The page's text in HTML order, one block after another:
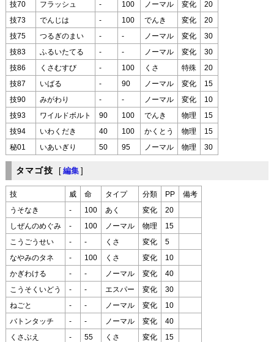
技70 フラッシュ - 100 ノーマル 変化 20
技73 でんじは - 100 でんき 変化 20
技75 つるぎのまい - - ノーマル 変化 30
技83 ふるいたてる - - ノーマル 変化 30
技86 くさむすび - 100 くさ 特殊 20
技87 いばる - 90 ノーマル 変化 15
技90 みがわり - - ノーマル 変化 10
技93 ワイルドボルト 90 100 でんき 物理 15
技94 いわくだき 40 100 かくとう 物理 15
秘01 いあいぎり 50 95 ノーマル 物理 30
タマゴ技 [ 編集 ]
技 威 命 タイプ 分類 PP 備考
うそなき - 100 あく 変化 20
しぜんのめぐみ - 100 ノーマル 物理 15
こうごうせい - - くさ 変化 5
なやみのタネ - 100 くさ 変化 10
かぎわける - - ノーマル 変化 40
こうそくいどう - - エスパー 変化 30
ねごと - - ノーマル 変化 10
バトンタッチ - - ノーマル 変化 40
くさぶえ - 55 くさ 変化 15